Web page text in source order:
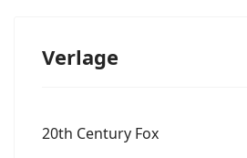
Verlage
20th Century Fox